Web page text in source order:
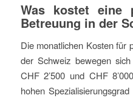
Was kostet eine
Betreuung in der
Die monatlichen Kosten für
der Schweiz bewegen
CHF 2’500 und CHF
hohen